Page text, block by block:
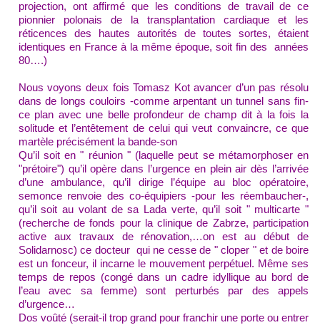
projection, ont affirmé que les conditions de travail de ce
pionnier polonais de la transplantation cardiaque et les
réticences des hautes autorités de toutes sortes, étaient
identiques en France à la même époque, soit fin des années
80….)
Nous voyons deux fois Tomasz Kot avancer d’un pas résolu
dans de longs couloirs -comme arpentant un tunnel sans fin-
ce plan avec une belle profondeur de champ dit à la fois la
solitude et l’entêtement de celui qui veut convaincre, ce que
martèle précisément la bande-son
Qu’il soit en " réunion " (laquelle peut se métamorphoser en
"prétoire") qu’il opèredans l’urgence en plein air dès l’arrivée
d’une ambulance, qu’il dirige l’équipe au bloc opératoire,
semonce renvoie des co-équipiers -pour les réembaucher-,
qu’il soit au volant de sa Lada verte, qu’il soit " multicarte "
(recherche de fonds pour la clinique de Zabrze, participation
active aux travaux de rénovation,…on est au début de
Solidarnosc) ce docteur qui ne cesse de " cloper " et de boire
est un fonceur, il incarne le mouvement perpétuel. Même ses
temps de repos (congé dans un cadre idyllique au bord de
l’eau avec sa femme) sont perturbés par des appels
d’urgence…
Dos voûté (serait-il trop grand pour franchir une porte ou entrer